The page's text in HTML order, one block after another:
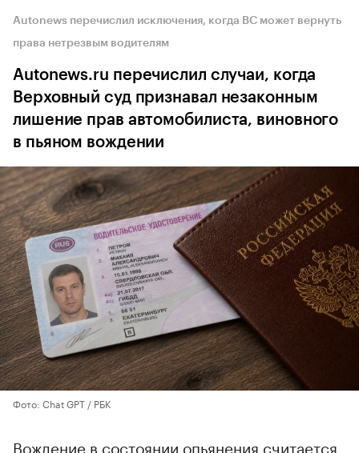
Autonews перечислил исключения, когда ВС может вернуть
права нетрезвым водителям
Autonews.ru перечислил случаи, когда
Верховный суд признавал незаконным
лишение прав автомобилиста, виновного
в пьяном вождении
Фото: Chat GPT / РБК
Вождение в состоянии опьянения считается